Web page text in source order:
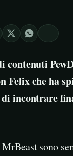
contenuti
Felix che ha
di incontrare
MrBeast sono